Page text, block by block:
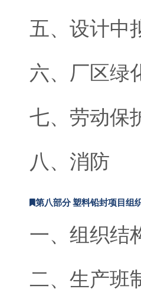
五、设计中
六、厂区绿
七、劳动保
八、消防
第八部分 塑料铅封项目组
一、组织结
二、生产班